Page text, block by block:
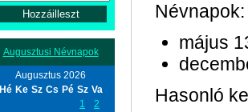
Augusztusi Névnapok
Augusztus 2026
Hé Ke Sz Cs Pé Sz Va
1
2
Névnapok:
május
Hasonló